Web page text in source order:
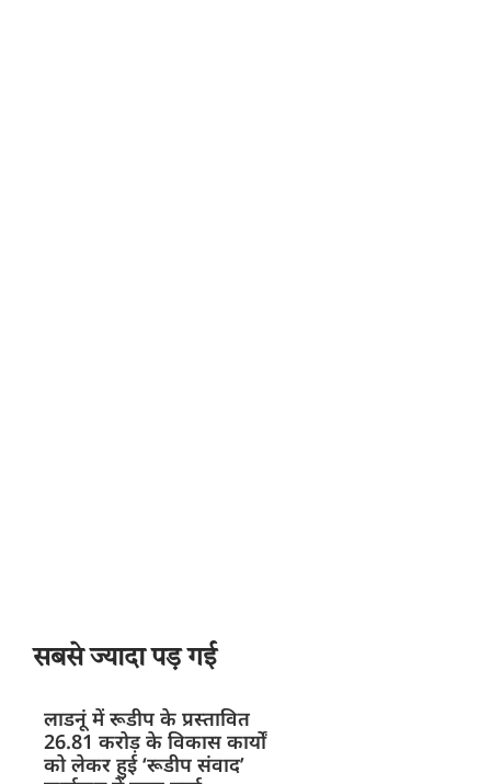
सबसे ज्यादा पड़ गई
लाडनूं में रूडीप के प्रस्तावित
26.81 करोड़ के विकास कार्यों
को लेकर हुई ‘रूडीप संवाद’